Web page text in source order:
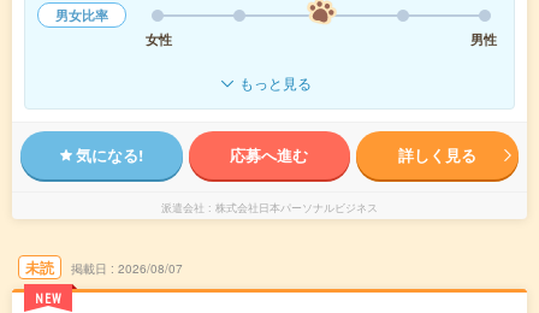
男女比率
女性
男性
もっと見る
気になる! 応募へ進む 詳しく見る
派遣会社 株式会社日本パーソナルビジネス
未読
NEW
掲載日 2026/08/07